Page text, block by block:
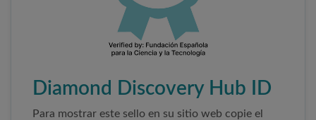
Diamond Discovery Hub ID
Para mostrar este sello en su sitio web copie el